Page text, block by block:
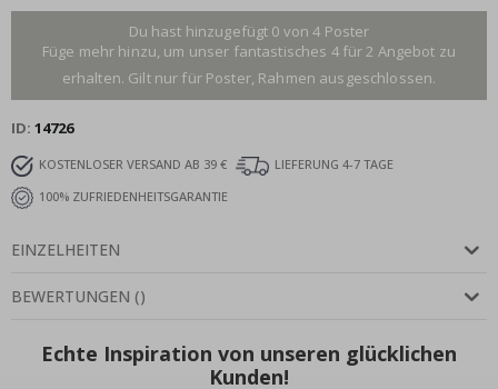
Du hast hinzugefügt 0 von 4 Poster
Füge mehr hinzu, um unser fantastisches 4 für 2 Angebot zu
erhalten. Gilt nur für Poster, Rahmen ausgeschlossen.
ID 14726
KOSTENLOSER VERSAND AB 39 €
LIEFERUNG 4-7 TAGE
100% ZUFRIEDENHEITSGARANTIE
EINZELHEITEN
BEWERTUNGEN ()
Echte Inspiration von unseren glücklichen
Kunden!